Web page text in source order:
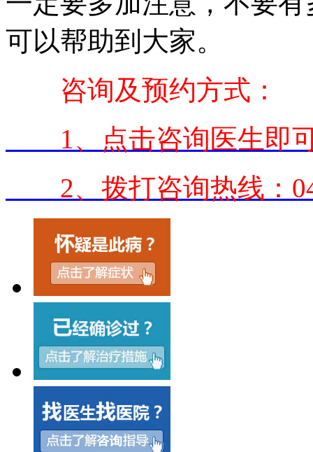
可以帮助到大家。
咨询及预约方式：
1、点击咨询医生即
2、拨打咨询热线：